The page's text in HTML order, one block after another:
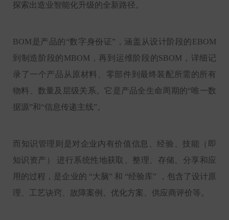
探索出造业智能化升级的全新路径。
BOM是产品的“数字身份证”，涵盖从设计阶段的EBOM
到制造阶段的MBOM，再到运维阶段的SBOM，详细记
录了一个产品从原材料、零部件到最终装配所需的所有
物料、数量及层级关系。它是产品全生命周期的“唯一数
据源”和“信息传递主线”。
而知识管理则是对企业内有价值信息、经验、技能（即
知识资产） 进行系统性地获取、整理、存储、分享和应
用的过程，是企业的 “大脑” 和 “经验库” ，包含了设计原
理、工艺诀窍、故障案例、优化方案、供应商评价等。